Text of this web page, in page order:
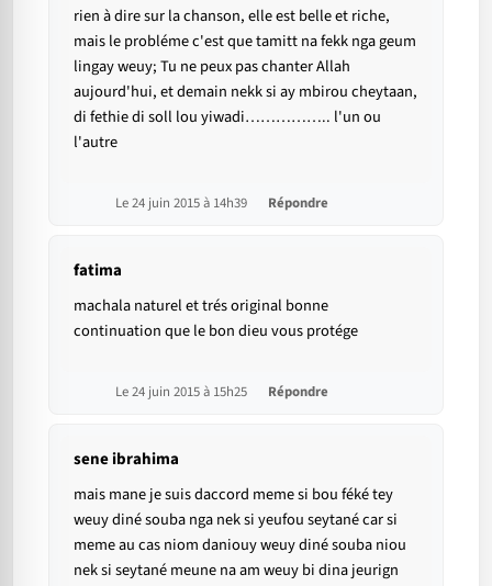
rien à dire sur la chanson, elle est belle et riche,
mais le probléme c'est que tamitt na fekk nga geum
lingay weuy; Tu ne peux pas chanter Allah
aujourd'hui, et demain nekk si ay mbirou cheytaan,
di fethie di soll lou yiwadi…………….. l'un ou
l'autre
Le 24 juin 2015 à 14h39 Répondre
fatima
machala naturel et trés original bonne
continuation que le bon dieu vous protége
Le 24 juin 2015 à 15h25 Répondre
sene ibrahima
mais mane je suis daccord meme si bou féké tey
weuy diné souba nga nek si yeufou seytané car si
meme au cas niom daniouy weuy diné souba niou
nek si seytané meune na am weuy bi dina jeurign